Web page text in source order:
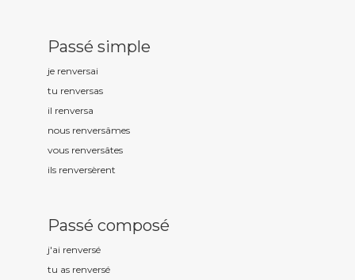
Passé simple
je renversai
tu renversas
il renversa
nous renversâmes
vous renversâtes
ils renversèrent
Passé composé
j'ai renversé
tu as renversé